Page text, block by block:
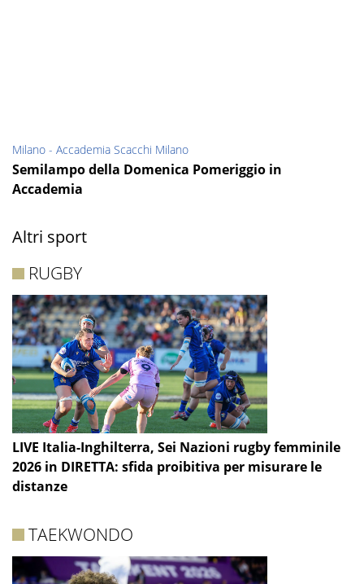
Milano - Accademia Scacchi Milano
Semilampo della Domenica Pomeriggio in
Accademia
Altri sport
RUGBY
LIVE Italia-Inghilterra, Sei Nazioni rugby femminile
2026 in DIRETTA: sfida proibitiva per misurare le
distanze
TAEKWONDO